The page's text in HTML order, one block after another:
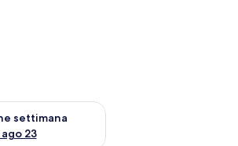
16
settimana
ago 23
per il prossimo fine settimana, ago 21